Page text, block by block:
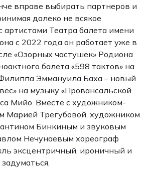
вправе выбирать партнеров и
далеко не всякое
артистами Театра балета имени
с 2022 года он работает уже в
«Озорных частушек» Родиона
балета «598 тактов» на
Эммануила Баха – новый
на музыку «Провансальской
Мийо. Вместе с художником-
Марией Трегубовой, художником
Бинкиным и звуковым
Нечунаевым хореограф
эксцентричный, ироничный и